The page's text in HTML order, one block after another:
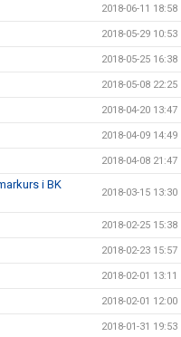
2018-06-11 18:58
2018-05-29 10:53
2018-05-25 16:38
2018-05-08 22:25
2018-04-20 13:47
2018-04-09 14:49
2018-04-08 21:47
i BK
2018-03-15 13:30
2018-02-25 15:38
2018-02-23 15:57
2018-02-01 13:11
2018-02-01 12:00
2018-01-31 19:53